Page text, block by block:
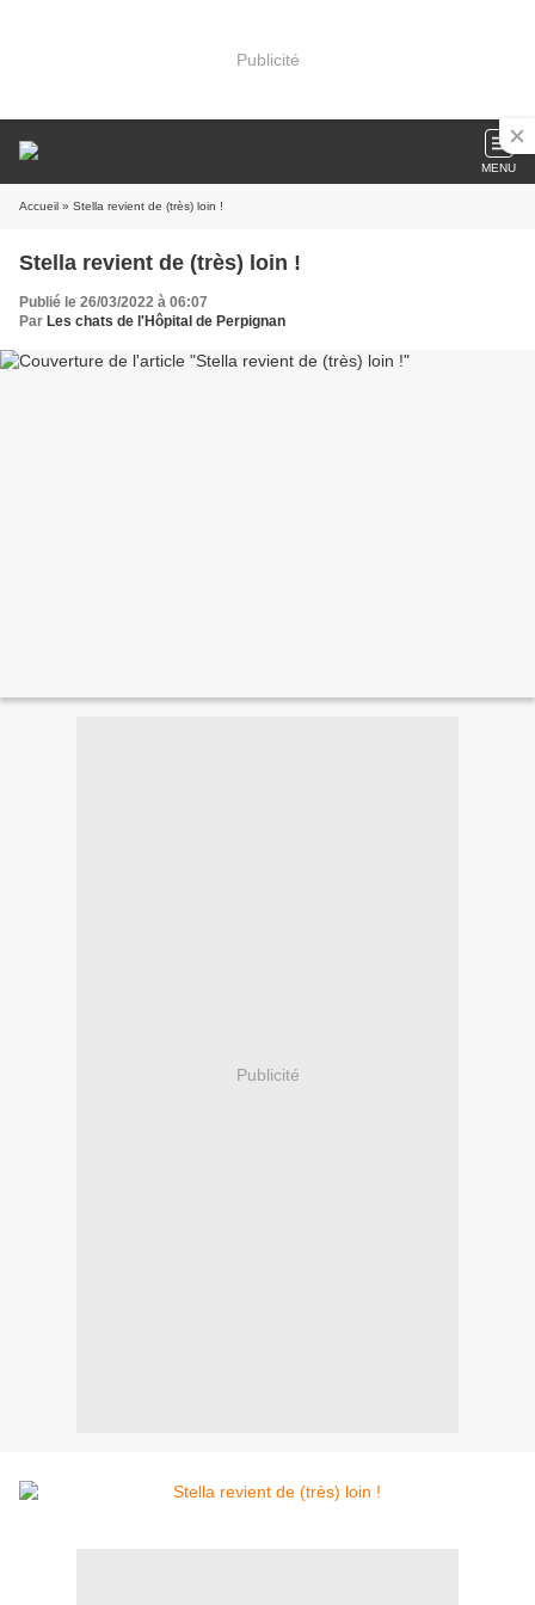
Publicité
MENU
Accueil » Stella revient de (très) loin !
Stella revient de (très) loin !
Publié le 26/03/2022 à 06:07
Par Les chats de l'Hôpital de Perpignan
Publicité